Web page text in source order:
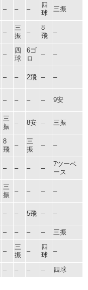
– – –
四
球
三振
–
三
振
–
8
飛
–
–
四
球
6ゴ
ロ
– –
– – 2飛 – –
– – – – 9安
三
振
– 8安 – 三振
8
飛
–
三
振
– –
– – – –
7ツーベ
ース
三
振
– – – –
– – 5飛 – –
– – – – 三振
–
三
振
–
四
球
–
– – – – 四球